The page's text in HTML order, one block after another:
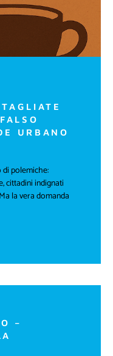
URBANO
polemiche:
cittadini indignati
la vera domanda
–